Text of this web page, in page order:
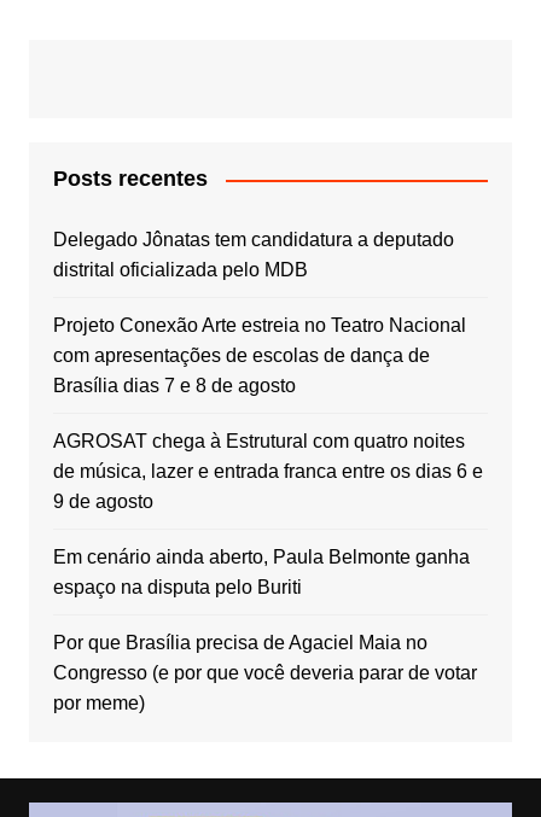
Posts recentes
Delegado Jônatas tem candidatura a deputado
distrital oficializada pelo MDB
Projeto Conexão Arte estreia no Teatro Nacional
com apresentações de escolas de dança de
Brasília dias 7 e 8 de agosto
AGROSAT chega à Estrutural com quatro noites
de música, lazer e entrada franca entre os dias 6 e
9 de agosto
Em cenário ainda aberto, Paula Belmonte ganha
espaço na disputa pelo Buriti
Por que Brasília precisa de Agaciel Maia no
Congresso (e por que você deveria parar de votar
por meme)